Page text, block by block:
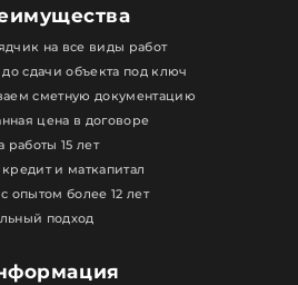
на все виды работ
сдачи объекта под ключ
сметную документацию
цена в договоре
работы 15 лет
и маткапитал
опытом более 12 лет
подход